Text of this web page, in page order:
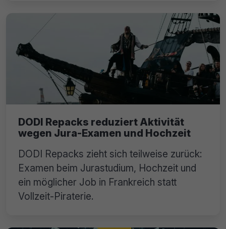
DODI Repacks reduziert Aktivität
wegen Jura-Examen und Hochzeit
DODI Repacks zieht sich teilweise zurück:
Examen beim Jurastudium, Hochzeit und
ein möglicher Job in Frankreich statt
Vollzeit-Piraterie.